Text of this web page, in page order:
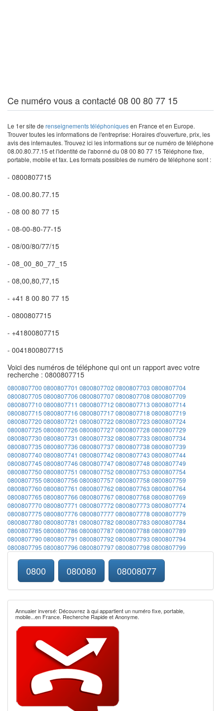
Ce numéro vous a contacté 08 00 80 77 15
Le 1er site de renseignements téléphoniquesen France et en Europe.
Trouver toutes les informations de l'entreprise: Horaires d'ouverture, prix, les
avis des internautes. Trouvez ici les informations sur ce numéro de téléphone
08.00.80.77.15 et l'identité de l'abonné du 08 00 80 77 15 Téléphone fixe,
portable, mobile et fax. Les formats possibles de numéro de téléphone sont :
- 0800807715
- 08.00.80.77.15
- 08 00 80 77 15
- 08-00-80-77-15
- 08/00/80/77/15
- 08_00_80_77_15
- 08,00,80,77,15
- +41 8 00 80 77 15
- 0800807715
- +41800807715
- 0041800807715
Voici des numéros de téléphone qui ont un rapport avec votre
recherche : 0800807715
0800807700 0800807701 0800807702 0800807703 0800807704
0800807705 0800807706 08008077070800807708 0800807709
0800807710 0800807711 0800807712 0800807713 0800807714
0800807715 0800807716 08008077170800807718 0800807719
0800807720 0800807721 0800807722 0800807723 0800807724
0800807725 0800807726 08008077270800807728 0800807729
0800807730 0800807731 0800807732 0800807733 0800807734
0800807735 0800807736 08008077370800807738 0800807739
0800807740 0800807741 0800807742 0800807743 0800807744
0800807745 0800807746 08008077470800807748 0800807749
0800807750 0800807751 0800807752 0800807753 0800807754
0800807755 0800807756 08008077570800807758 0800807759
0800807760 0800807761 0800807762 0800807763 0800807764
0800807765 0800807766 08008077670800807768 0800807769
0800807770 0800807771 0800807772 0800807773 0800807774
0800807775 0800807776 08008077770800807778 0800807779
0800807780 0800807781 0800807782 0800807783 0800807784
0800807785 0800807786 08008077870800807788 0800807789
0800807790 0800807791 0800807792 0800807793 0800807794
0800807795 0800807796 08008077970800807798 0800807799
0800 080080 08008077
Annuaier inversé: Découvrez à qui appartient un numéro fixe, portable,
mobile...en France. Recherche Rapide et Anonyme.